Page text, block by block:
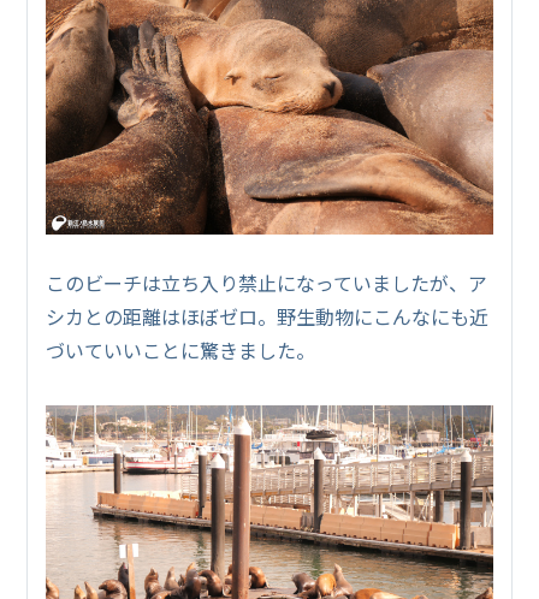
このビーチは立ち入り禁止になっていましたが、ア
シカとの距離はほぼゼロ。野生動物にこんなにも近
づいていいことに驚きました。